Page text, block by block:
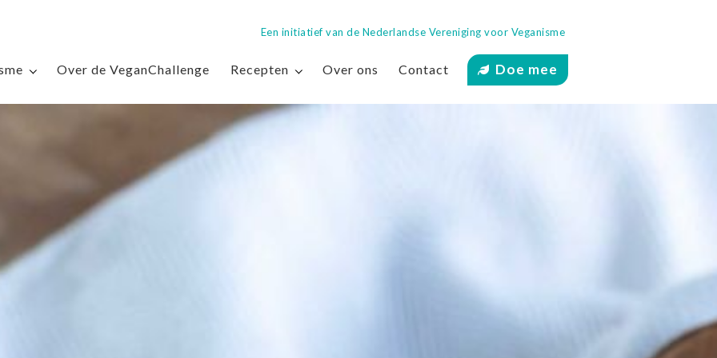
Een initiatief van de Nederlandse Vereniging voor Veganisme
Over de VeganChallenge Recepten Over ons Contact Doe mee